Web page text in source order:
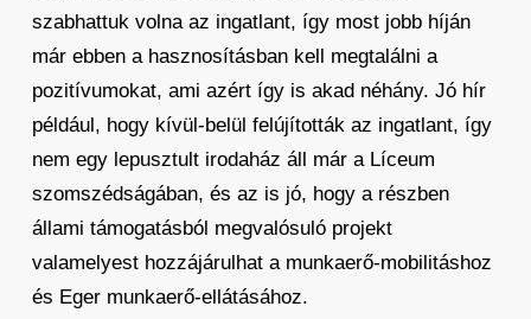
szabhattuk volna az ingatlant, így most jobb híján
már ebben a hasznosításban kell megtalálni a
pozitívumokat, ami azért így is akad néhány. Jó hír
például, hogy kívül-belül felújították az ingatlant, így
nem egy lepusztult irodaház áll már a Líceum
szomszédságában, és az is jó, hogy a részben
állami támogatásból megvalósuló projekt
valamelyest hozzájárulhat a munkaerő-mobilitáshoz
és Eger munkaerő-ellátásához.